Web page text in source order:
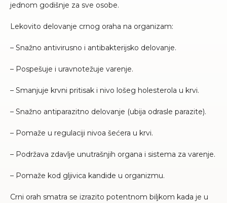
jednom godišnje za sve osobe.
Lekovito delovanje crnog oraha na organizam:
– Snažno antivirusno i antibakterijsko delovanje.
– Pospešuje i uravnotežuje varenje.
– Smanjuje krvni pritisak i nivo lošeg holesterola u krvi.
– Snažno antiparazitno delovanje (ubija odrasle parazite).
– Pomaže u regulaciji nivoa šećera u krvi.
– Podržava zdavlje unutrašnjih organa i sistema za varenje.
– Pomaže kod gljivica kandide u organizmu.
Crni orah smatra se izrazito potentnom biljkom kada je u